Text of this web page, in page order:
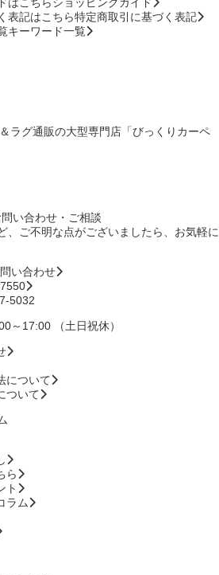
ショッピングガイド
特定商取引に基づく表記
キーワード一覧
ラグ通販の大型専門店「びっくりカーペ
、ご不明な点がございましたら、お気軽に
い合わせ
5032
～17:00 （土日祝休）
について
ついて
ら
ト
ラム